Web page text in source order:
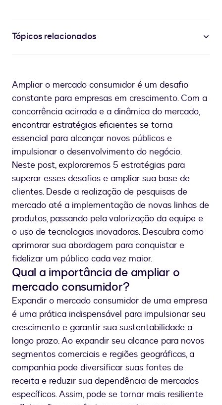
Tópicos relacionados
Ampliar o mercado consumidor é um desafio
constante para empresas em crescimento. Com a
concorrência acirrada e a dinâmica do mercado,
encontrar estratégias eficientes se torna
essencial para alcançar novos públicos e
impulsionar o desenvolvimento do negócio.
Neste post, exploraremos 5 estratégias para
superar esses desafios e ampliar sua base de
clientes. Desde a realização de pesquisas de
mercado até a implementação de novas linhas de
produtos, passando pela valorização da equipe e
o uso de tecnologias inovadoras. Descubra como
aprimorar sua abordagem para conquistar e
fidelizar um público cada vez maior.
Qual a importância de ampliar o
mercado consumidor?
Expandir o mercado consumidor de uma empresa
é uma prática indispensável para impulsionar seu
crescimento e garantir sua sustentabilidade a
longo prazo. Ao expandir seu alcance para novos
segmentos comerciais e regiões geográficas, a
companhia pode diversificar suas fontes de
receita e reduzir sua dependência de mercados
específicos. Assim, pode se tornar mais resiliente